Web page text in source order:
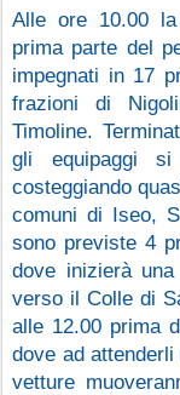
Alle ore 10.00
prima parte del
impegnati in 17
frazioni di
Timoline.
gli equipaggi
costeggiando
comuni di Iseo,
sono previste 4
dove inizierà
verso il Colle di
alle 12.00 prima
dove ad
vetture